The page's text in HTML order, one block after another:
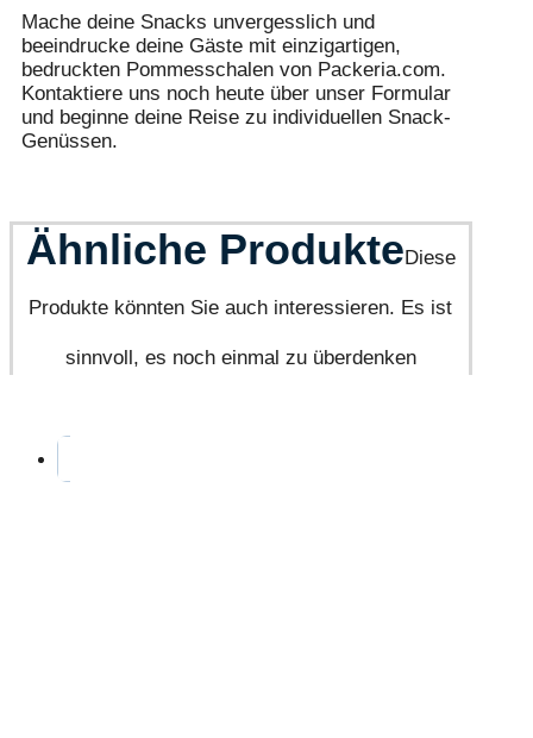
Mache deine Snacks unvergesslich und
beeindrucke deine Gäste mit einzigartigen,
bedruckten Pommesschalen von Packeria.com.
Kontaktiere uns noch heute über unser Formular
und beginne deine Reise zu individuellen Snack-
Genüssen.
Ähnliche Produkte